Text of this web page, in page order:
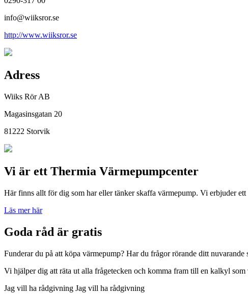
info@wiiksror.se
http://www.wiiksror.se
Adress
Wiiks Rör AB
Magasinsgatan 20
81222 Storvik
Vi är ett Thermia Värmepumpcenter
Här finns allt för dig som har eller tänker skaffa värmepump. Vi erbjuder
Läs mer här
Goda råd är gratis
Funderar du på att köpa värmepump? Har du frågor rörande ditt
Vi hjälper dig att räta ut alla frågetecken och komma fram till en kalkyl
Jag vill ha rådgivning Jag vill ha rådgivning